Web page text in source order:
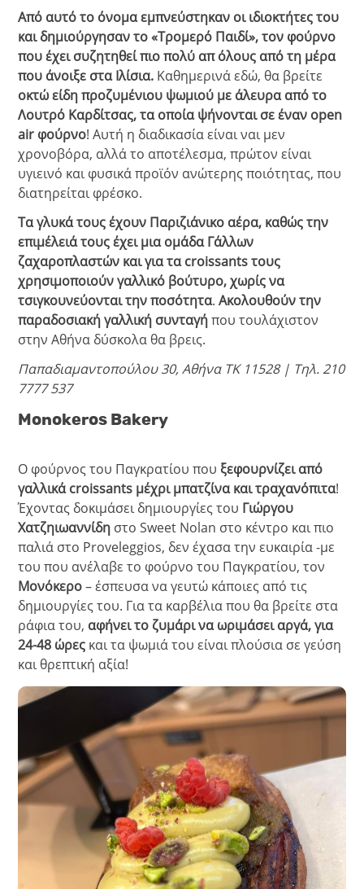
Από αυτό το όνομα εμπνεύστηκαν οι ιδιοκτήτες του
και δημιούργησαν το «Τρομερό Παιδί», τον φούρνο
που έχει συζητηθεί πιο πολύ απ όλους από τη μέρα
που άνοιξε στα Ιλίσια. Καθημερινά εδώ, θα βρείτε
οκτώ είδη προζυμένιου ψωμιού με άλευρα από το
Λουτρό Καρδίτσας, τα οποία ψήνονται σε έναν open
air φούρνο! Αυτή η διαδικασία είναι ναι μεν
χρονοβόρα, αλλά το αποτέλεσμα, πρώτον είναι
υγιεινό και φυσικά προϊόν ανώτερης ποιότητας, που
διατηρείται φρέσκο.
Τα γλυκά τους έχουν Παριζιάνικο αέρα, καθώς την
επιμέλειά τους έχει μια ομάδα Γάλλων
ζαχαροπλαστών και για τα croissants τους
χρησιμοποιούν γαλλικό βούτυρο, χωρίς να
τσιγκουνεύονται την ποσότητα.Ακολουθούν την
παραδοσιακή γαλλική συνταγήπου τουλάχιστον
στην Αθήνα δύσκολα θα βρεις.
Παπαδιαμαντοπούλου 30, Αθήνα ΤΚ 11528 | Τηλ. 210
7777 537
Monokeros Bakery
Ο φούρνος του Παγκρατίου που ξεφουρνίζει από
γαλλικά croissants μέχρι μπατζίνα και τραχανόπιτα!
Έχοντας δοκιμάσει δημιουργίες του Γιώργου
Χατζηιωαννίδη στο Sweet Nolan στο κέντρο και πιο
παλιά στο Proveleggios, δεν έχασα την ευκαιρία -με
του που ανέλαβε το φούρνο του Παγκρατίου, τον
Μονόκερο– έσπευσα να γευτώ κάποιες από τις
δημιουργίες του. Για τα καρβέλια που θα βρείτε στα
ράφια του, αφήνει το ζυμάρι να ωριμάσει αργά, για
24-48 ώρες και τα ψωμιά του είναι πλούσια σε γεύση
και θρεπτική αξία!